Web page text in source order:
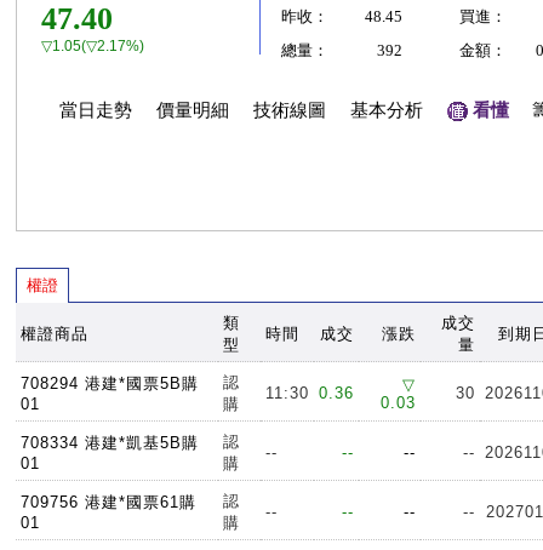
47.40
▽1.05(▽2.17%)
昨收：
48.45
買進：
總量：
392 金額：
當日走勢 價量明細 技術線圖 基本分析 看懂
權證
權證商品
類
型
時間 成交 漲跌
成交
量
到期
708294 港建*國票5B購
01
認
購
11:30 0.36
▽
0.03
30
708334 港建*凱基5B購
01
認
購
-- -- -- --
709756 港建*國票61購
01
認
購
-- -- -- --